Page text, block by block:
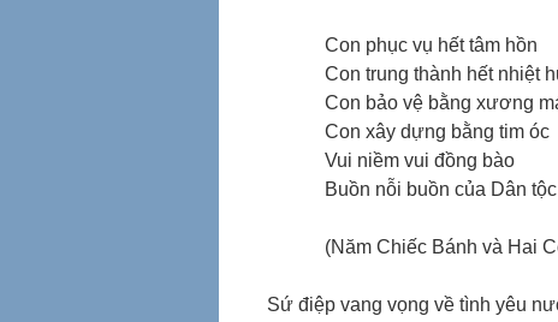
Con phục vụ hết tâm hồn
Con trung thành hết nhiệt
Con bảo vệ bằng xương
Con xây dựng bằng tim óc
Vui niềm vui đồng bào
Buồn nỗi buồn của Dân tộc
(Năm Chiếc Bánh và Hai
Sứ điệp vang vọng về tình yêu